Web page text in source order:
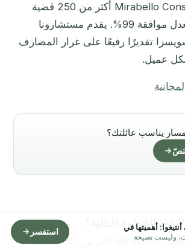
معالجت Mirabello Consultancy أكثر من 250 قضية
جنسية كاريبية بمعدل موافقة 99%. يقدم مستشارونا
تقديرًا رفيعًا على غرار المصارف
عميل.
يناسب عائلتك؟
الخطوة التالية؟
معالجت Mirabello Consultancy أكثر من 250 قضية
أهميتها في
وليست نصيحة
استفسر